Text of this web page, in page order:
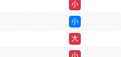
小
小
大